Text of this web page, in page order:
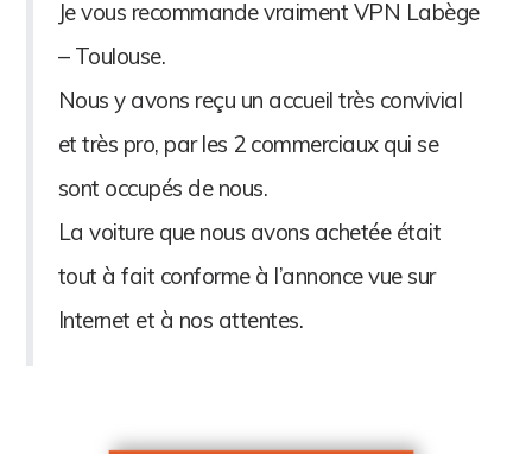
Je vous recommande vraiment VPN Labège
– Toulouse.
Nous y avons reçu un accueil très convivial
et très pro, par les 2 commerciaux qui se
sont occupés de nous.
La voiture que nous avons achetée était
tout à fait conforme à l’annonce vue sur
Internet et à nos attentes.